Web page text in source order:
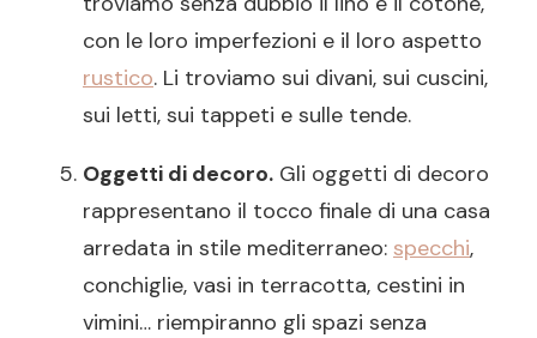
con le loro imperfezioni e il loro aspetto
rustico. Li troviamo sui divani, sui cuscini,
sui letti, sui tappeti e sulle tende.
Oggetti di decoro. Gli oggetti di decoro
rappresentano il tocco finale di una casa
arredata in stile mediterraneo: specchi,
conchiglie, vasi in terracotta, cestini in
vimini… riempiranno gli spazi senza